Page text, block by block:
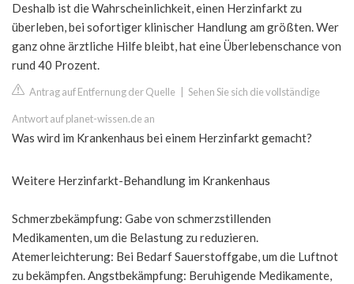
Deshalb ist die Wahrscheinlichkeit, einen Herzinfarkt zu
überleben, bei sofortiger klinischer Handlung am größten. Wer
ganz ohne ärztliche Hilfe bleibt, hat eine Überlebenschance von
rund 40 Prozent.
Antrag auf Entfernung der Quelle Sehen Sie sich die vollständige
Antwort auf planet-wissen.de an
Was wird im Krankenhaus bei einem Herzinfarkt gemacht?
Weitere Herzinfarkt-Behandlung im Krankenhaus
Schmerzbekämpfung: Gabe von schmerzstillenden
Medikamenten, um die Belastung zu reduzieren.
Atemerleichterung: Bei Bedarf Sauerstoffgabe, um die Luftnot
zu bekämpfen. Angstbekämpfung: Beruhigende Medikamente,